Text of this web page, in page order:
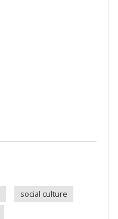
social culture